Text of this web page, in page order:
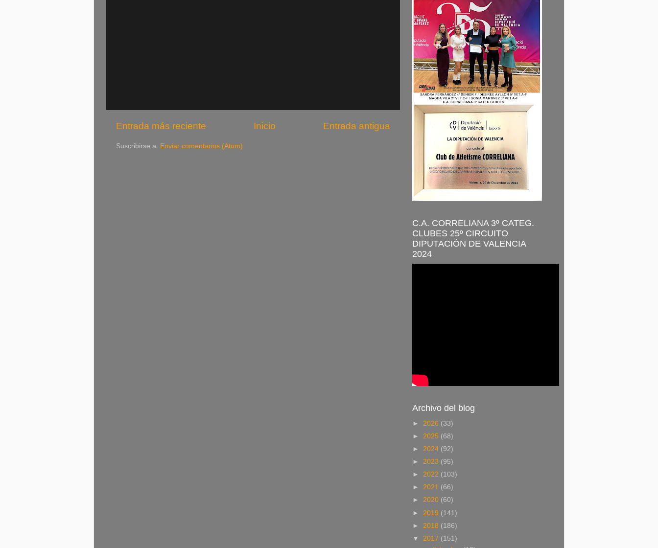
Entrada más reciente Entrada antigua
Inicio
Suscribirse a: Enviar comentarios (Atom)
C.A. CORRELIANA 3º CATEG.
CLUBES 25º CIRCUITO
DIPUTACIÓN DE VALENCIA
2024
Archivo del blog
► 2026 (33)
► 2025 (68)
► 2024 (92)
► 2023 (95)
► 2022 (103)
► 2021 (66)
► 2020 (60)
► 2019 (141)
► 2018 (186)
▼ 2017 (151)